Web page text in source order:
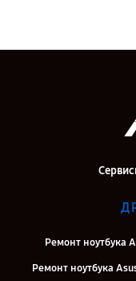
Ремонт ноутбука
Ремонт ноутбука